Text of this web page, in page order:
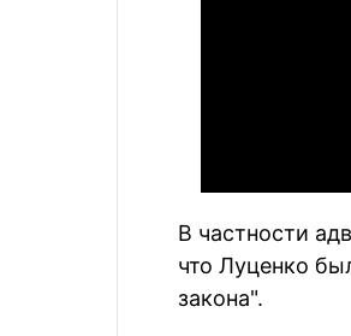
В частности
что Луценко
закона".